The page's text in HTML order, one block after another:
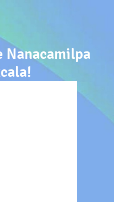
Nanacamilpa